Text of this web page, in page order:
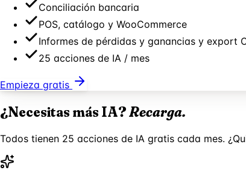
Conciliación bancaria
POS, catálogo y WooCommerce
Informes de pérdidas y ganancias y export
25 acciones de IA / mes
Empieza gratis
¿Necesitas más IA?Recarga.
Todos tienen 25 acciones de IA gratis cada mes.